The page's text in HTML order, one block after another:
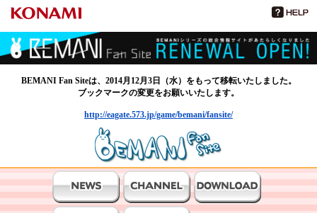
BEMANI Fan Siteは、2014月12月3日（水）をもって移転いたしました。
ブックマークの変更をお願いいたします。
http://eagate.573.jp/game/bemani/fansite/
BEMANIファンサイト